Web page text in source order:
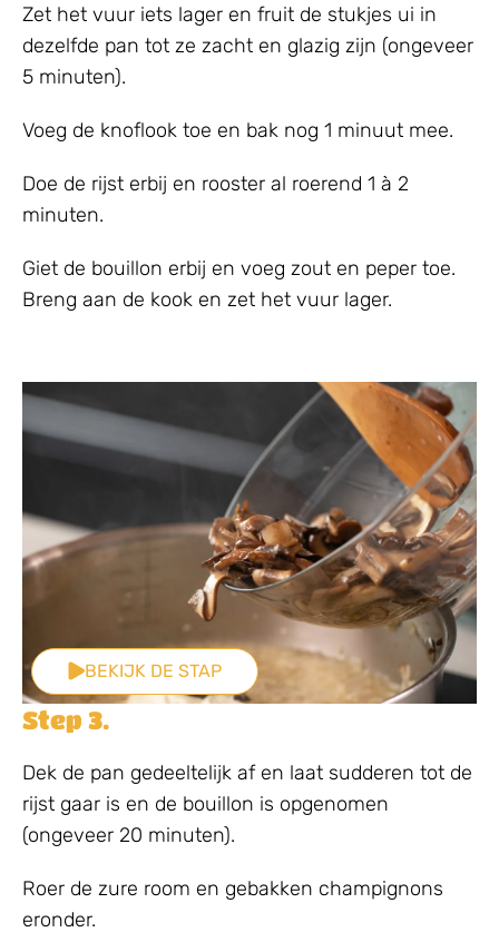
Zet het vuur iets lager en fruit de stukjes ui in
dezelfde pan tot ze zacht en glazig zijn (ongeveer
5 minuten).
Voeg de knoflook toe en bak nog 1 minuut mee.
Doe de rijst erbij en rooster al roerend 1 à 2
minuten.
Giet de bouillon erbij en voeg zout en peper toe.
Breng aan de kook en zet het vuur lager.
BEKIJK DE STAP
Step 3.
Dek de pan gedeeltelijk af en laat sudderen tot de
rijst gaar is en de bouillon is opgenomen
(ongeveer 20 minuten).
Roer de zure room en gebakken champignons
eronder.